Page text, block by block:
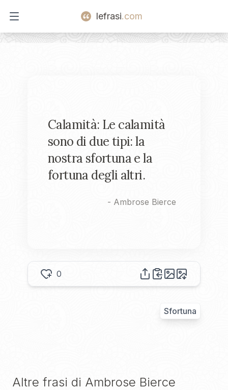
Open main menu
lefrasi.com
Calamità: Le calamità
sono di due tipi: la
nostra sfortuna e la
fortuna degli altri.
- Ambrose Bierce
0
Sfortuna
Altre frasi di Ambrose Bierce